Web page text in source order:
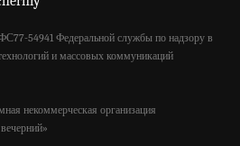
54941 Федеральной службы по надзору в
и массовых коммуникаций
некоммерческая организация